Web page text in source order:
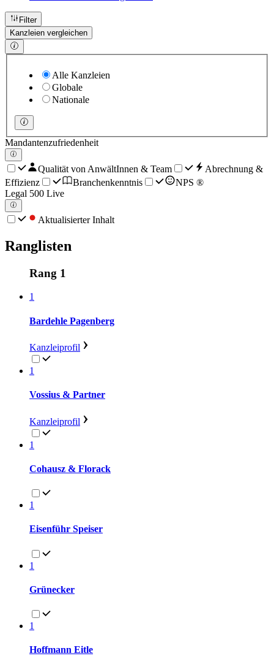
Filter
Kanzleien vergleichen
Alle Kanzleien
Globale
Nationale
Mandantenzufriedenheit
Qualität von AnwältInnen & Team
Abrechnung &
Effizienz
Branchenkenntnis
NPS ®
Legal 500 Live
Aktualisierter Inhalt
Ranglisten
Rang 1
1
Bardehle Pagenberg
Kanzleiprofil
1
Vossius & Partner
Kanzleiprofil
1
Cohausz & Florack
1
Eisenführ Speiser
1
Grünecker
1
Hoffmann Eitle